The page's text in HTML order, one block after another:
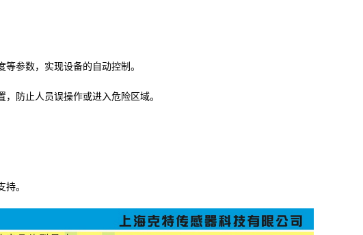
参数，实现设备的自动控制。
防止人员误操作或进入危险区域。
。